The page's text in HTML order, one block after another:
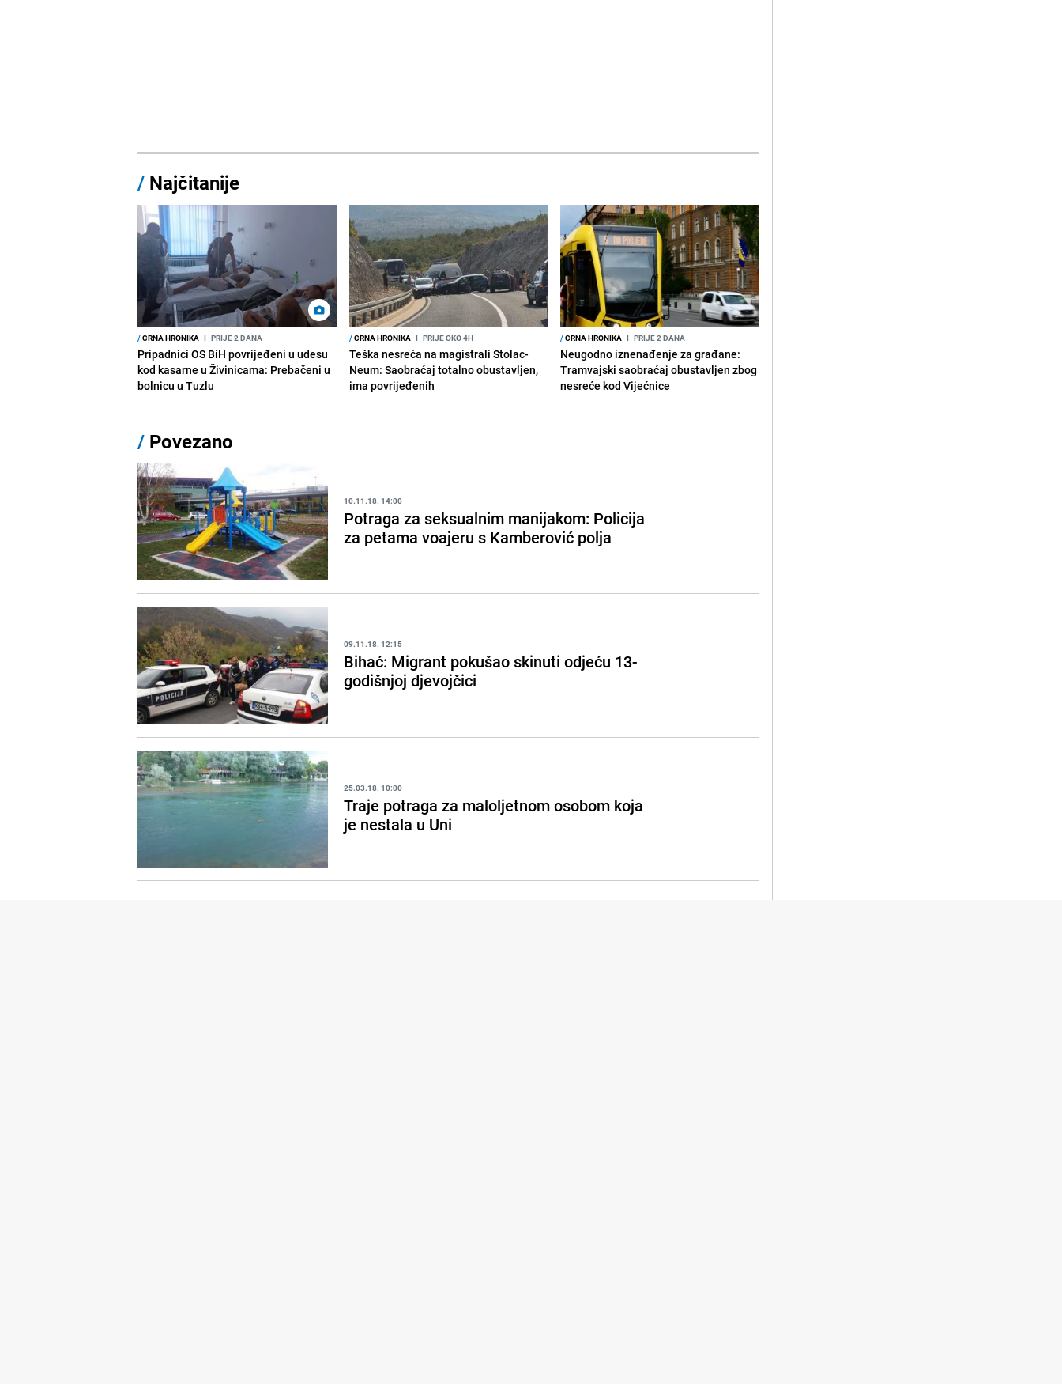
/ Najčitanije
/CRNA HRONIKA I PRIJE 2 DANA
Pripadnici OS BiH povrijeđeni u udesu
kod kasarne u Živinicama: Prebačeni u
bolnicu u Tuzlu
/CRNA HRONIKA I PRIJE OKO 4H
Teška nesreća na magistrali Stolac-
Neum: Saobraćaj totalno obustavljen,
ima povrijeđenih
/CRNA HRONIKA I PRIJE 2 DANA
Neugodno iznenađenje za građane:
Tramvajski saobraćaj obustavljen zbog
nesreće kod Vijećnice
/ Povezano
10.11.18. 14:00
Potraga za seksualnim manijakom: Policija
za petama voajeru s Kamberović polja
09.11.18. 12:15
Bihać: Migrant pokušao skinuti odjeću 13-
godišnjoj djevojčici
25.03.18. 10:00
Traje potraga za maloljetnom osobom koja
je nestala u Uni